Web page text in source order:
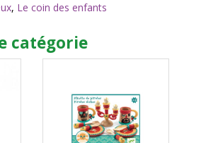
, Le coin des enfants
catégorie